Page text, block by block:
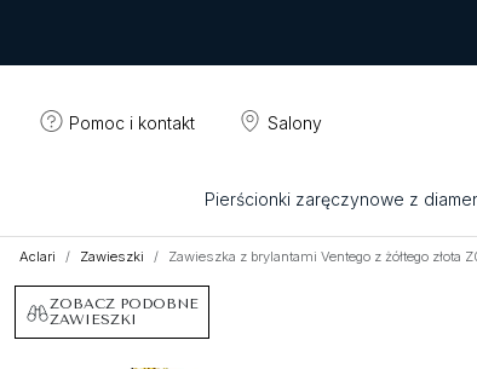
Pomoc i kontakt Salony
Pierścionki zaręczynowe z
Aclari Zawieszki Zawieszka z brylantami Ventego z żółtego złota
ZOBACZ PODOBNE
ZAWIESZKI